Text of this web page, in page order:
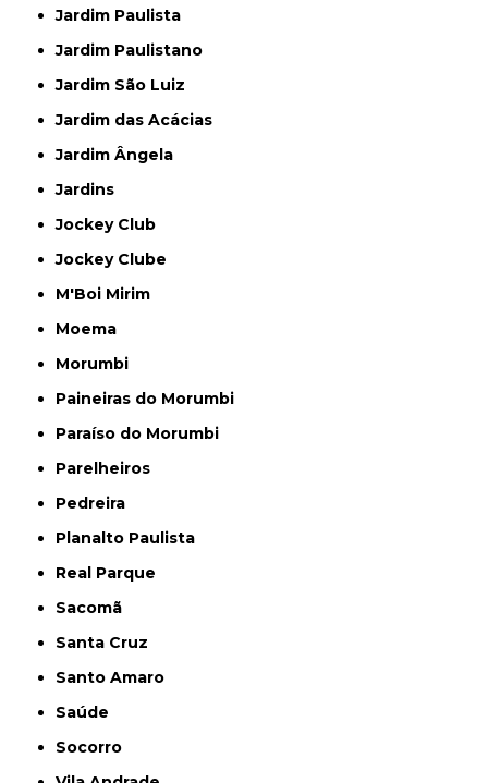
Jardim Paulista
Jardim Paulistano
Jardim São Luiz
Jardim das Acácias
Jardim Ângela
Jardins
Jockey Club
Jockey Clube
M'Boi Mirim
Moema
Morumbi
Paineiras do Morumbi
Paraíso do Morumbi
Parelheiros
Pedreira
Planalto Paulista
Real Parque
Sacomã
Santa Cruz
Santo Amaro
Saúde
Socorro